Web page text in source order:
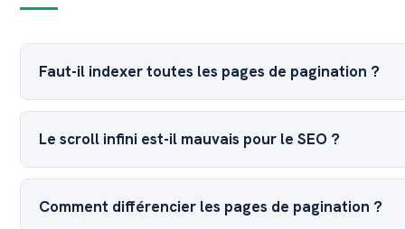
Faut-il indexer toutes les pages de pagination ?
Le scroll infini est-il mauvais pour le SEO ?
Comment différencier les pages de pagination ?